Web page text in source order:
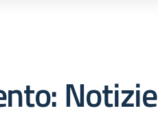
Notizie